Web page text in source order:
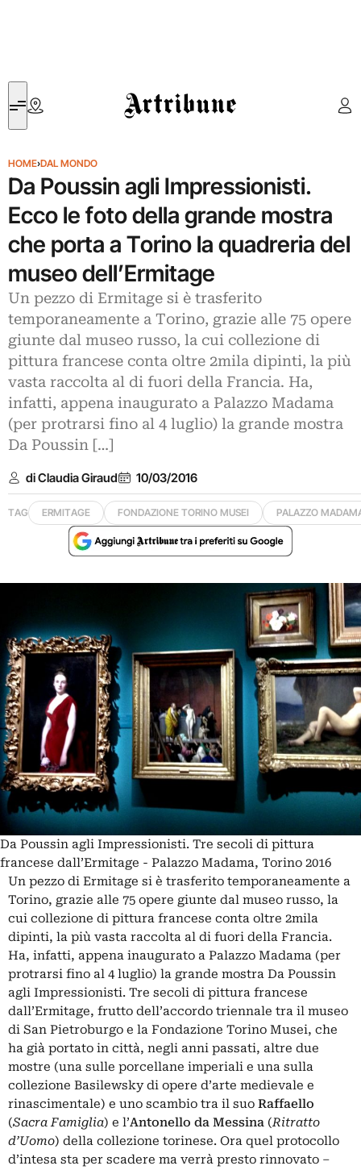
Artribune
HOME›DAL MONDO
Da Poussin agli Impressionisti.
Ecco le foto della grande mostra
che porta a Torino la quadreria del
museo dell’Ermitage
Un pezzo di Ermitage si è trasferito
temporaneamente a Torino, grazie alle 75 opere
giunte dal museo russo, la cui collezione di
pittura francese conta oltre 2mila dipinti, la più
vasta raccolta al di fuori della Francia. Ha,
infatti, appena inaugurato a Palazzo Madama
(per protrarsi fino al 4 luglio) la grande mostra
Da Poussin […]
di Claudia Giraud 10/03/2016
TAG ERMITAGE FONDAZIONE TORINO MUSEI PALAZZO
Da Poussin agli Impressionisti. Tre secoli di pittura
francese dall’Ermitage - Palazzo Madama, Torino 2016
Un pezzo di Ermitage si è trasferito temporaneamente a
Torino, grazie alle 75 opere giunte dal museo russo, la
cui collezione di pittura francese conta oltre 2mila
dipinti, la più vasta raccolta al di fuori della Francia.
Ha, infatti, appena inaugurato a Palazzo Madama (per
protrarsi fino al 4 luglio) la grande mostra Da Poussin
agli Impressionisti. Tre secoli di pittura francese
dall’Ermitage, frutto dell’accordo triennale tra il museo
di San Pietroburgo e la Fondazione Torino Musei, che
ha già portato in città, negli anni passati, altre due
mostre (una sulle porcellane imperiali e una sulla
collezione Basilewsky di opere d’arte medievale e
rinascimentale) e uno scambio tra il suo Raffaello
(Sacra Famiglia) e l’Antonello da Messina (Ritratto
d’Uomo) della collezione torinese. Ora quel protocollo
d’intesa sta per scadere ma verrà presto rinnovato –